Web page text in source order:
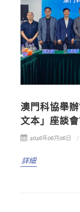
澳門科協舉
文本」座談
2026年06月06日
詳細